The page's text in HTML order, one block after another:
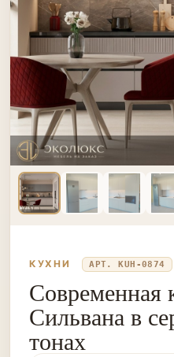
КУХНИ АРТ. KUH-0874
Современная
Сильвана в
тонах